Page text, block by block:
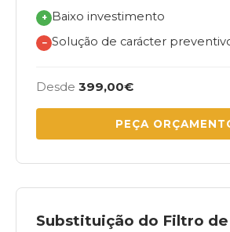
+ Baixo investimento
− Solução de carácter
Desde 399,00€
PEÇA
Substituição do Filtro